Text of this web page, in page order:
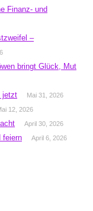
Finanz- und
–
bringt Glück, Mut
jetzt Mai 31, 2026
12, 2026
April 30, 2026
feiern April 6, 2026